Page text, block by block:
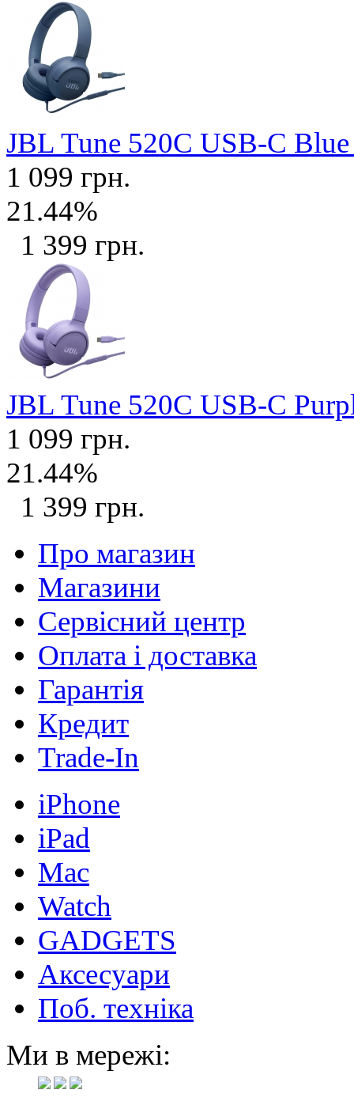
JBL Tune 520C USB-C
1 099 грн.
21.44%
1 399 грн.
JBL Tune 520C USB-C
1 099 грн.
21.44%
1 399 грн.
Про магазин
Магазини
Сервісний центр
Оплата і доставка
Гарантія
Кредит
Trade-In
iPhone
iPad
Mac
Watch
GADGETS
Аксесуари
Поб. техніка
Ми в мережі: